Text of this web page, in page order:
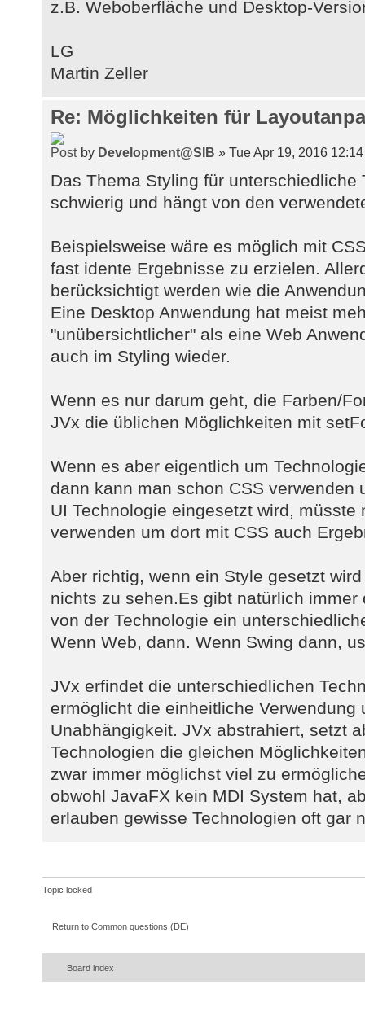
z.B. Weboberfläche und Desktop-
LG
Martin Zeller
Re: Möglichkeiten für
by Development@SIB » Tue Apr 19, 2016
Das Thema Styling für unterschiedliche
schwierig und hängt von den
Beispielsweise wäre es möglich mit
fast idente Ergebnisse zu erzielen.
berücksichtigt werden wie die
Eine Desktop Anwendung hat meist
"unübersichtlicher" als eine Web
auch im Styling wieder.
Wenn es nur darum geht, die Farben/
JVx die üblichen Möglichkeiten mit
Wenn es aber eigentlich um
dann kann man schon CSS verwenden
UI Technologie eingesetzt wird, müsste
verwenden um dort mit CSS auch
Aber richtig, wenn ein Style gesetzt
nichts zu sehen.Es gibt natürlich
von der Technologie ein
Wenn Web, dann. Wenn Swing dann,
JVx erfindet die unterschiedlichen
ermöglicht die einheitliche Verwendung
Unabhängigkeit. JVx abstrahiert, setzt
Technologien die gleichen
zwar immer möglichst viel zu
obwohl JavaFX kein MDI System hat,
erlauben gewisse Technologien oft gar
Topic locked
Return to Common questions (DE)
Board index